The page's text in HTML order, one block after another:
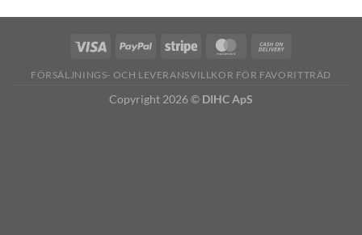
FÖRSÄLJNINGS- OCH LEVERANSVILLKOR FÖR FAVORITTRÄD
Copyright 2026 © DIHC ApS